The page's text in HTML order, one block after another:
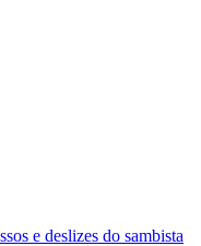
e deslizes do sambista